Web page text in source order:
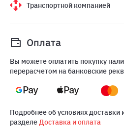
Транспортной компанией
Оплата
Вы можете оплатить покупку
перерасчетом на банковские
Подробнее об условиях доставки
разделеДоставка и оплата